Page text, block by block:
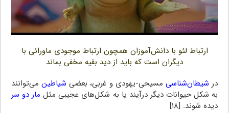
ارتباط لئو با دانش‌آموزان همچون ارتباط موجودی ماورائی با
دیگران است که باید از دید بقیه مخفی بماند
در شیطان‌شناسی مسیحی-یهودی و غربی، بعضی شیاطینمی‌توانند
به شکل حیوانات دیگر درآیند یا به شکل‌های عجیبی مثل مار دو سر
دیده شوند. [۱۸]